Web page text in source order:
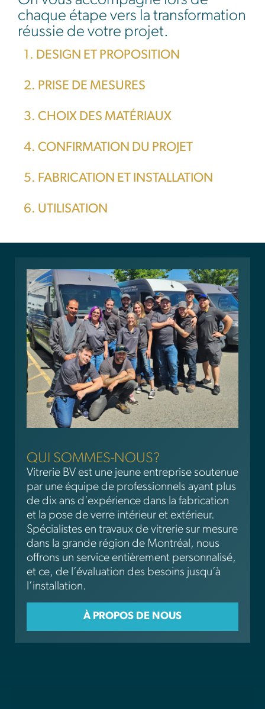
chaque étape vers la transformation
réussie de votre projet.
1. DESIGN ET PROPOSITION
2. PRISE DE MESURES
3. CHOIX DES MATÉRIAUX
4. CONFIRMATION DU PROJET
5. FABRICATION ET INSTALLATION
6. UTILISATION
QUI SOMMES-NOUS?
Vitrerie BV est une jeune entreprise soutenue
par une équipe de professionnels ayant plus
de dix ans d’expérience dans la fabrication
et la pose de verre intérieur et extérieur.
Spécialistes en travaux de vitrerie sur mesure
dans la grande région de Montréal, nous
offrons un service entièrement personnalisé,
et ce, de l’évaluation des besoins jusqu’à
l’installation.
À PROPOS DE NOUS